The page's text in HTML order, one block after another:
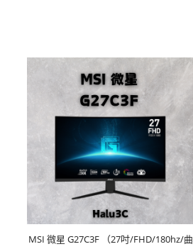
MSI 微星 G27C3F （27吋/FHD/180hz/曲